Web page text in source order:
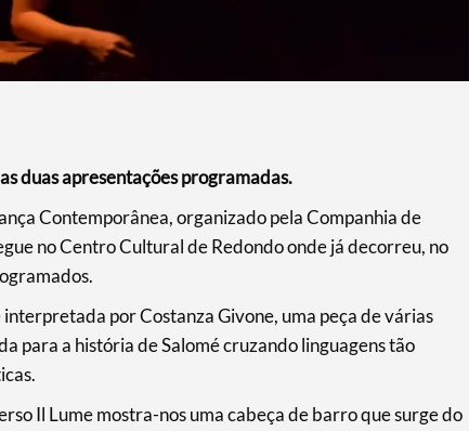
duas apresentações programadas.
Contemporânea, organizado pela Companhia de
no Centro Cultural de Redondo onde já decorreu, no
por Costanza Givone, uma peça de várias
para a história de Salomé cruzando linguagens tão
Il Lume mostra-nos uma cabeça de barro que surge do